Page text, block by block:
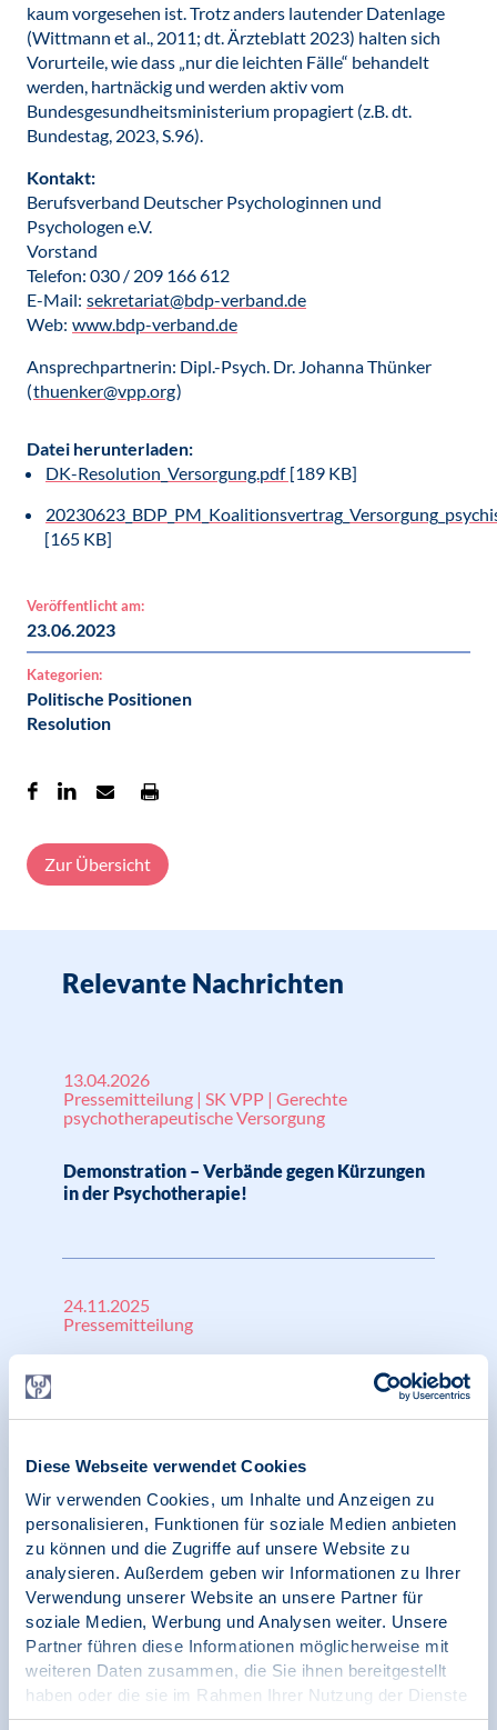
Diese Webseite verwendet Cookies
Wir verwenden Cookies, um Inhalte und Anzeigen zu
personalisieren, Funktionen für soziale Medien anbieten
zu können und die Zugriffe auf unsere Website zu
analysieren. Außerdem geben wir Informationen zu Ihrer
Verwendung unserer Website an unsere Partner für
soziale Medien, Werbung und Analysen weiter. Unsere
Partner führen diese Informationen möglicherweise mit
weiteren Daten zusammen, die Sie ihnen bereitgestellt
haben oder die sie im Rahmen Ihrer Nutzung der Dienste
gesammelt haben.
kaum vorgesehen ist. Trotz anders lautender Datenlage
(Wittmann et al., 2011; dt. Ärzteblatt 2023) halten sich
Vorurteile, wie dass „nur die leichten Fälle“ behandelt
werden, hartnäckig und werden aktiv vom
Bundesgesundheitsministerium propagiert (z.B. dt.
Bundestag, 2023, S.96).
Kontakt:
Berufsverband Deutscher Psychologinnen und
Psychologen e.V.
Vorstand
Telefon: 030 / 209 166 612
E-Mail: sekretariat@bdp-verband.de
Web: www.bdp-verband.de
Ansprechpartnerin: Dipl.-Psych. Dr. Johanna Thünker
(thuenker@vpp.org)
Datei herunterladen:
DK-Resolution_Versorgung.pdf [189 KB]
[165 KB]
Veröffentlicht am:
23.06.2023
Kategorien:
Politische Positionen
Resolution
Zur Übersicht
Relevante Nachrichten
13.04.2026
Pressemitteilung | SK VPP | Gerechte
psychotherapeutische Versorgung
Demonstration – Verbände gegen Kürzungen
in der Psychotherapie!
24.11.2025
Pressemitteilung
BDP-Präsidentin Thordis Bethlehem mit
überwältigender Mehrheit im Amt bestätigt
28.07.2025
Pressemitteilung | Psychotherapie-Ausbildung |
Ambulante Versorgung
Vorschläge des GKV-Spitzenverbandes gehen
an Realität der Versorgungssituation in
Deutschland vorbei